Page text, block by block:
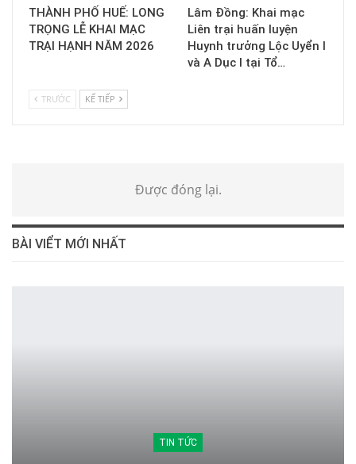
THÀNH PHỐ HUẾ: LONG
TRỌNG LỄ KHAI MẠC
TRẠI HẠNH NĂM 2026
Lâm Đồng: Khai mạc
Liên trại huấn luyện
Huynh trưởng Lộc Uyển I
và A Dục I tại Tổ…
TRƯỚC KẾ TIẾP
Được đóng lại.
BÀI VIỂT MỚI NHẤT
TIN TỨC